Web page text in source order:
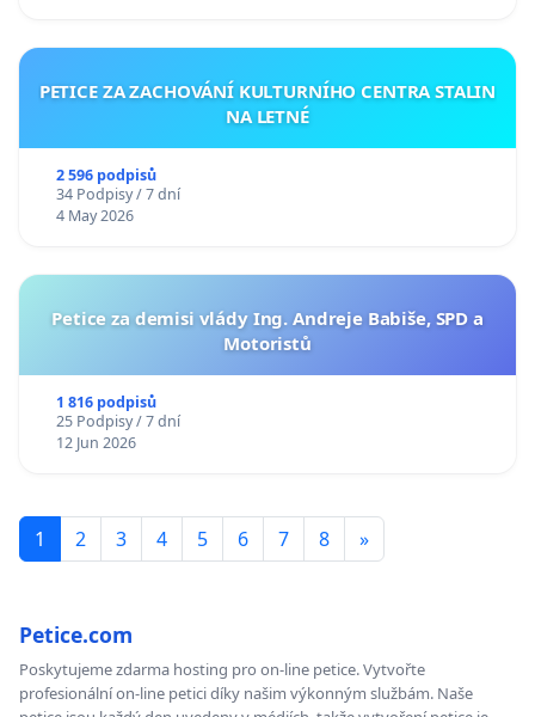
PETICE ZA ZACHOVÁNÍ KULTURNÍHO CENTRA STALIN
NA LETNÉ
2 596 podpisů
34 Podpisy / 7 dní
4 May 2026
Petice za demisi vlády Ing. Andreje Babiše, SPD a
Motoristů
1 816 podpisů
25 Podpisy / 7 dní
12 Jun 2026
1 2 3 4 5 6 7 8 »
Petice.com
Poskytujeme zdarma hosting pro on-line petice. Vytvořte
profesionální on-line petici díky našim výkonným službám. Naše